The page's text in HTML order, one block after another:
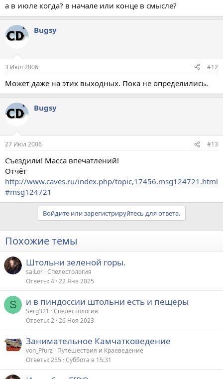
а в июле когда? в начале или конце в смысле?
Bugsy
3 Июл 2006 #12
Может даже на этих выходных. Пока не определились.
Bugsy
27 Июл 2006 #13
Съездили! Масса впечатлений!
Отчёт
http://www.caves.ru/index.php/topic,17456.msg124721.html
#msg124721
Войдите или зарегистрируйтесь для ответа.
Похожие темы
Штольни зеленой горы.
saiLor Спелестология
Ответы 4 22 Янв 2025
S и в пиндоссии штольни есть и пещеры
Serg321
Спелестология
Ответы 2 26 Ноя 2023
Занимательное Камчатковедение
von_Pfurz
Путешествия и Краеведение
Ответы 255 Суббота в 15:31